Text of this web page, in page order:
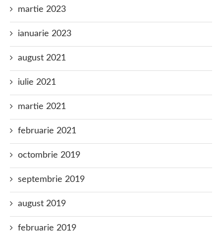
martie 2023
ianuarie 2023
august 2021
iulie 2021
martie 2021
februarie 2021
octombrie 2019
septembrie 2019
august 2019
februarie 2019